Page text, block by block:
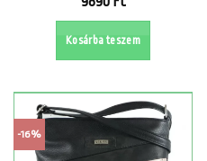
12390 Ft.
Current
price
is:
9890 Ft.
Kosárba teszem
-16%